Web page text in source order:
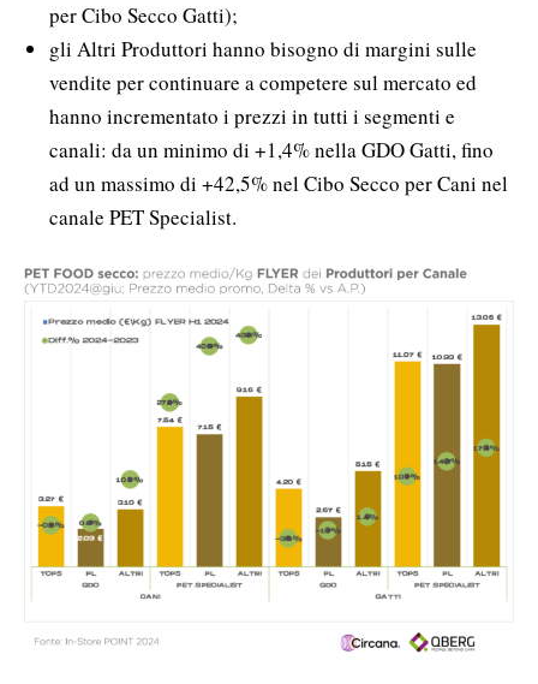
per Cibo Secco Gatti);
gli Altri Produttori hanno bisogno di margini sulle
vendite per continuare a competere sul mercato ed
hanno incrementato i prezzi in tutti i segmenti e
canali: da un minimo di +1,4% nella GDO Gatti, fino
ad un massimo di +42,5% nel Cibo Secco per Cani nel
canale PET Specialist.